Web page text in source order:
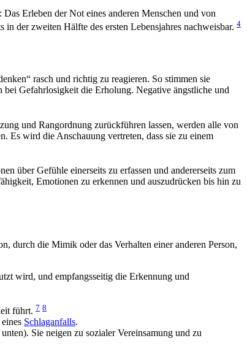
Erleben der Not eines anderen Menschen und von
in der zweiten Hälfte des ersten Lebensjahres nachweisbar. 4
rasch und richtig zu reagieren. So stimmen sie
Gefahrlosigkeit die Erholung. Negative ängstliche und
und Rangordnung zurückführen lassen, werden alle von
Es wird die Anschauung vertreten, dass sie zu einem
über Gefühle einerseits zu erfassen und andererseits zum
Emotionen zu erkennen und auszudrücken bis hin zu
durch die Mimik oder das Verhalten einer anderen Person,
wird, und empfangsseitig die Erkennung und
führt. 7 8
Schlaganfalls.
Sie neigen zu sozialer Vereinsamung und zu